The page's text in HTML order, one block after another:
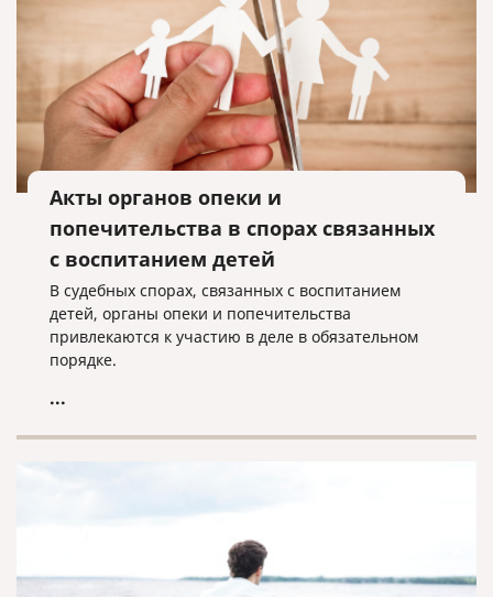
Акты органов опеки и
попечительства в спорах связанных
с воспитанием детей
В судебных спорах, связанных с воспитанием
детей, органы опеки и попечительства
привлекаются к участию в деле в обязательном
порядке.
...